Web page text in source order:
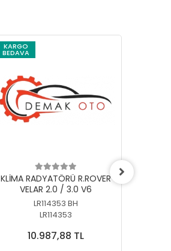
KARGO
BEDAVA
KLİMA RADYATÖRÜ R.ROVER
VELAR 2.0 / 3.0 V6
LR114353 BH
LR114353
10.987,88 TL